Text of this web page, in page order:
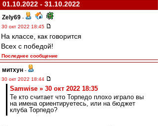
01.10.2022 - 31.10.2022
Zely69 -
30 окт 2022 18:45
На классе, как говорится
Всех с победой!
Последнее сообщение
митхун -
30 окт 2022 18:44
Samwise » 30 окт 2022 18:35
Те кто считает что Торпедо плохо играло вы
на имена ориентируетесь, или на бюджет
клуба Торпедо?